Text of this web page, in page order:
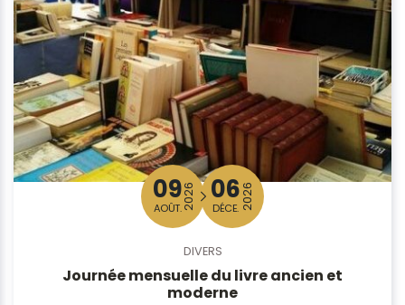
09
AOÛT.2026 06
DÉCE.2026
DIVERS
Journée mensuelle du livre ancien et
moderne